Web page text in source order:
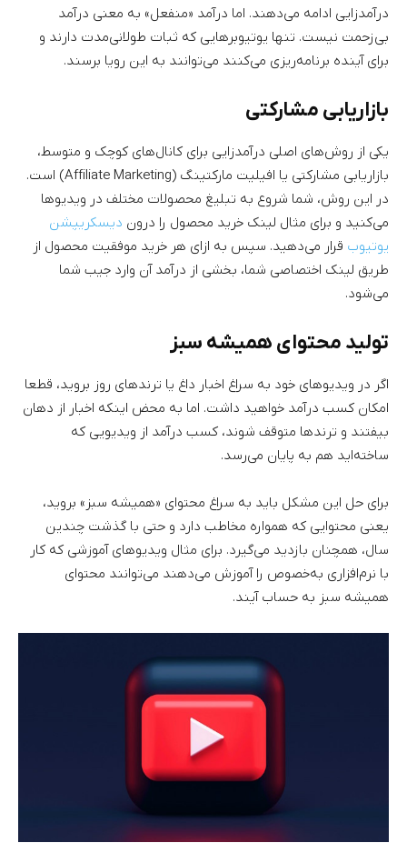
درآمدزایی ادامه می‌دهند. اما درآمد «منفعل» به معنی درآمد
بی‌زحمت نیست. تنها یوتیوبرهایی که ثبات طولانی‌مدت دارند و
برای آینده برنامه‌ریزی می‌کنند می‌توانند به این رویا برسند.
بازاریابی مشارکتی
یکی از روش‌های اصلی درآمدزایی برای کانال‌های کوچک و متوسط،
بازاریابی مشارکتی یا افیلیت مارکتینگ (Affiliate Marketing) است.
در این روش، شما شروع به تبلیغ محصولات مختلف در ویدیوها
می‌کنید و برای مثال لینک خرید محصول را درون دیسکریپشن
یوتیوب قرار می‌دهید. سپس به ازای هر خرید موفقیت محصول از
طریق لینک اختصاصی شما، بخشی از درآمد آن وارد جیب شما
می‌شود.
تولید محتوای همیشه سبز
اگر در ویدیوهای خود به سراغ اخبار داغ یا ترندهای روز بروید، قطعا
امکان کسب درآمد خواهید داشت. اما به محض اینکه اخبار از دهان
بیفتند و ترندها متوقف شوند، کسب درآمد از ویدیویی که
ساخته‌اید هم به پایان می‌رسد.
برای حل این مشکل باید به سراغ محتوای «همیشه سبز» بروید،
یعنی محتوایی که همواره مخاطب دارد و حتی با گذشت چندین
سال، همچنان بازدید می‌گیرد. برای مثال ویدیوهای آموزشی که کار
با نرم‌افزاری به‌خصوص را آموزش می‌دهند می‌توانند محتوای
همیشه سبز به حساب آیند.